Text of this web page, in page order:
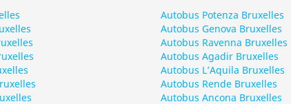
Autobus Potenza Bruxelles
Autobus Genova Bruxelles
Autobus Ravenna Bruxelles
Autobus Agadir Bruxelles
Autobus L’Aquila Bruxelles
Autobus Rende Bruxelles
Autobus Ancona Bruxelles